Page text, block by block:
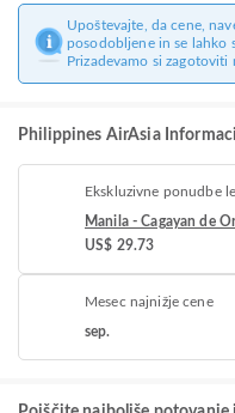
Upoštevajte, da cene,
posodobljene in se lahko
Prizadevamo si
Philippines AirAsia
Ekskluzivne ponudbe
Manila - Cagayan de
US$ 29.73
Mesec najnižje cene
sep.